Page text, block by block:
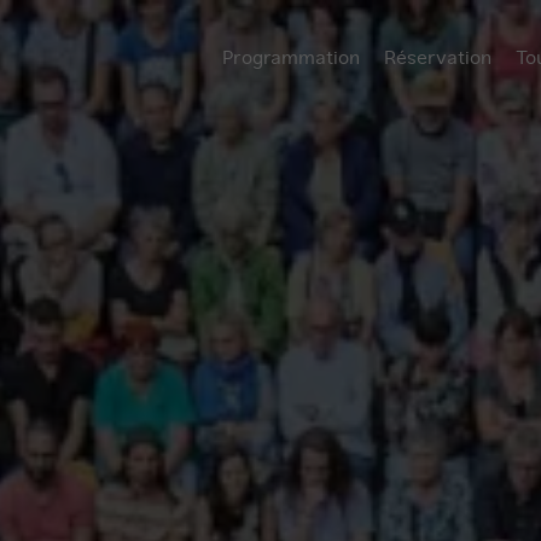
Programmation Réservation